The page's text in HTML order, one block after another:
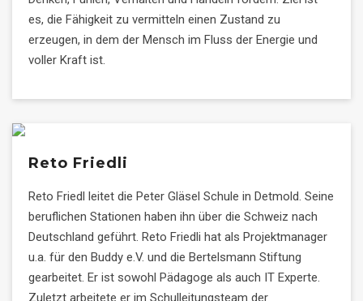
es, die Fähigkeit zu vermitteln einen Zustand zu
erzeugen, in dem der Mensch im Fluss der Energie und
voller Kraft ist.
Reto Friedli
Reto Friedl leitet die Peter Gläsel Schule in Detmold. Seine
beruflichen Stationen haben ihn über die Schweiz nach
Deutschland geführt. Reto Friedli hat als Projektmanager
u.a. für den Buddy e.V. und die Bertelsmann Stiftung
gearbeitet. Er ist sowohl Pädagoge als auch IT Experte.
Zuletzt arbeitete er im Schulleitungsteam der